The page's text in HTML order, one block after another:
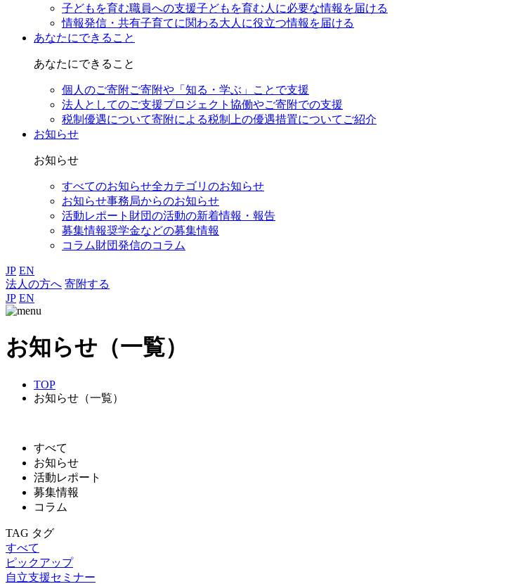
子どもを育む職員への支援子どもを育む人に必要な情報を届ける
情報発信・共有子育てに関わる大人に役立つ情報を届ける
あなたにできること
あなたにできること
個人のご寄附ご寄附や「知る・学ぶ」ことで支援
法人としてのご支援プロジェクト協働やご寄附での支援
税制優遇について寄附による税制上の優遇措置についてご紹介
お知らせ
お知らせ
すべてのお知らせ全カテゴリのお知らせ
お知らせ事務局からのお知らせ
活動レポート 財団の活動の新着情報・報告
募集情報奨学金などの募集情報
コラム財団発信のコラム
JP EN
法人の方へ 寄附する
JP EN
お知らせ（一覧）
TOP
お知らせ（一覧）
すべて
お知らせ
活動レポート
募集情報
コラム
TAG タグ
すべて
ピックアップ
自立支援セミナー